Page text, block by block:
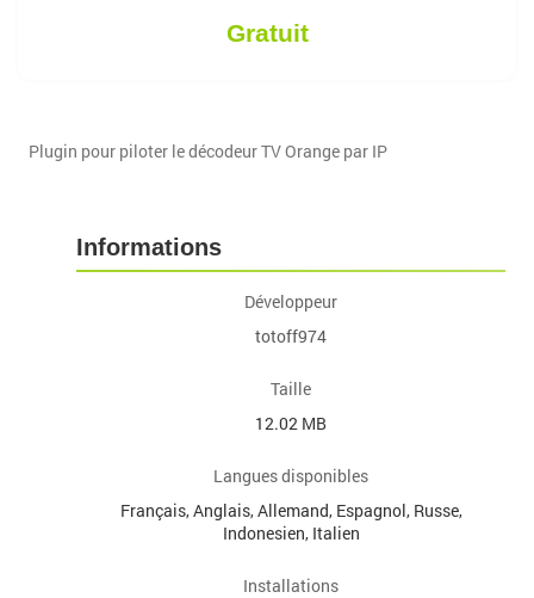
Gratuit
Plugin pour piloter le décodeur TV Orange par IP
Informations
Développeur
totoff974
Taille
12.02 MB
Langues disponibles
Français, Anglais, Allemand, Espagnol, Russe,
Indonesien, Italien
Installations